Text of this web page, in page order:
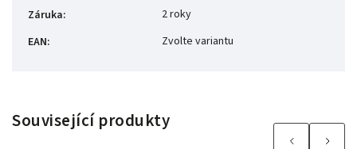
Záruka:
2 roky
EAN: Zvolte variantu
Související produkty
Previous Next